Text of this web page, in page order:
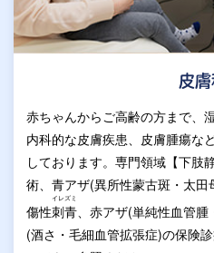
皮
赤ちゃんからご高齢の方まで、
内科的な皮膚疾患、皮膚腫瘍な
しております。専門領域【下肢
術、青アザ(異所性蒙古斑・太
傷性刺青
イレズミ
、赤アザ(単純性血管
(酒さ・毛細血管拡張症)の保険